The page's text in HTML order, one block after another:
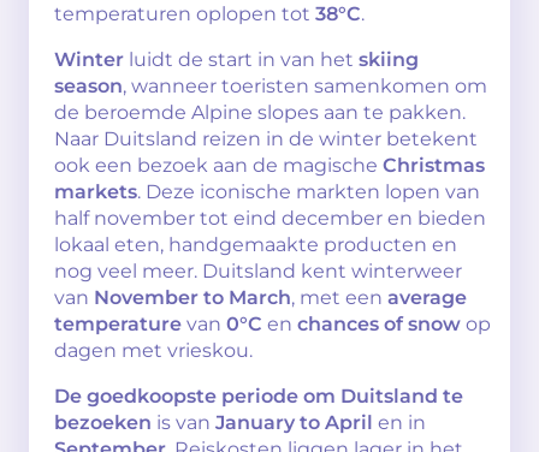
temperaturen oplopen tot 38°C.
Winter luidt de start in van het skiing
season, wanneer toeristen samenkomen om
de beroemde Alpine slopes aan te pakken.
Naar Duitsland reizen in de winter betekent
ook een bezoek aan de magische Christmas
markets. Deze iconische markten lopen van
half november tot eind december en bieden
lokaal eten, handgemaakte producten en
nog veel meer. Duitsland kent winterweer
van November to March, met een average
temperature van 0°C en chances of snow op
dagen met vrieskou.
De goedkoopste periode om Duitsland te
bezoeken is van January to April en in